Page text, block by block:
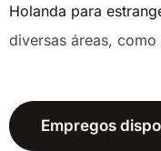
Holanda para
diversas áreas,
Empregos